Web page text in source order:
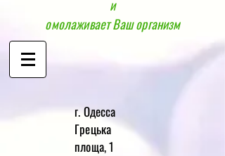
и
омолаживает Ваш организм
г. Одесса
Грецька
площа, 1